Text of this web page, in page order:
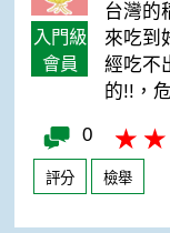
入門級
會員
台灣的
來吃到
經吃不
的!!，
0
評分 檢舉